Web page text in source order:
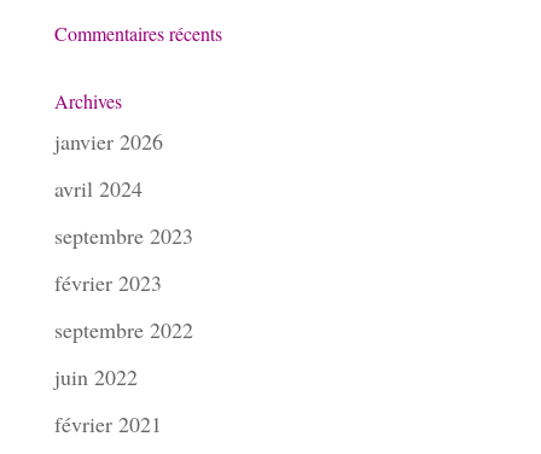
Commentaires récents
Archives
janvier 2026
avril 2024
septembre 2023
février 2023
septembre 2022
juin 2022
février 2021